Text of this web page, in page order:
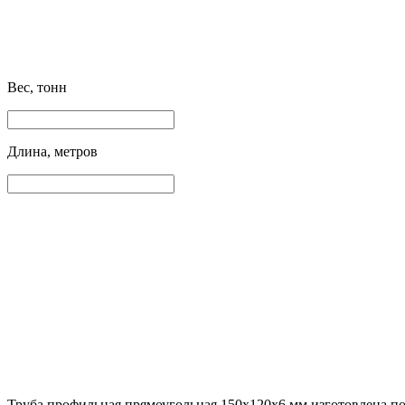
Вес, тонн
Длина, метров